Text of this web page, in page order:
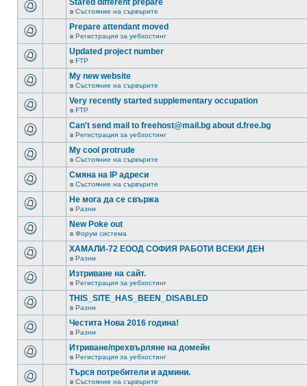
Stared different prepare
в Състояние на сървърите
Prepare attendant moved
в Регистрация за уебхостинг
Updated project number
в FTP
My new website
в Състояние на сървърите
Very recently started supplementary occupation
в FTP
Can't send mail to freehost@mail.bg about d.free.bg
в Регистрация за уебхостинг
My cool protrude
в Състояние на сървърите
Смяна на IP адреси
в Състояние на сървърите
Не мога да се свържа
в Разни
New Poke out
в Форум система
ХАМАЛИ-72 ЕООД СОФИЯ РАБОТИ ВСЕКИ ДЕН
в Разни
Изтриване на сайт.
в Регистрация за уебхостинг
THIS_SITE_HAS_BEEN_DISABLED
в Разни
Честита Нова 2016 година!
в Разни
Итриване/прехвърляне на домейн
в Регистрация за уебхостинг
Търся потребители и админи.
в Състояние на сървърите